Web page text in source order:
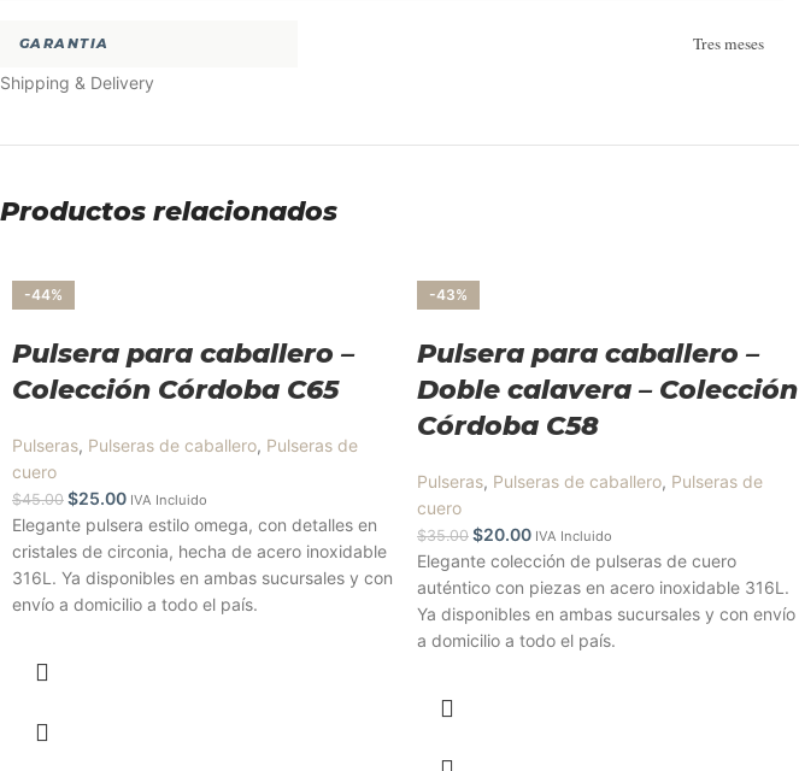
GARANTIA Tres meses
Shipping & Delivery
Productos relacionados
-44%
Pulsera para caballero –
Colección Córdoba C65
Pulseras, Pulseras de caballero, Pulseras de
cuero
$45.00 $25.00 IVA Incluido
Elegante pulsera estilo omega, con detalles en
cristales de circonia, hecha de acero inoxidable
316L. Ya disponibles en ambas sucursales y con
envío a domicilio a todo el país.
-43%
Pulsera para caballero –
Doble calavera – Colección
Córdoba C58
Pulseras, Pulseras de caballero, Pulseras de
cuero
$35.00 $20.00 IVA Incluido
Elegante colección de pulseras de cuero
auténtico con piezas en acero inoxidable 316L.
Ya disponibles en ambas sucursales y con envío
a domicilio a todo el país.